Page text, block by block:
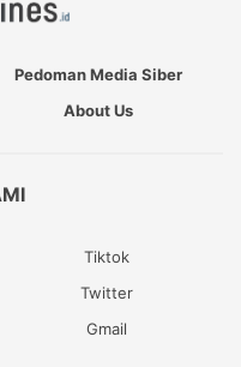
Pedoman Media Siber
About Us
Tiktok
Twitter
Gmail